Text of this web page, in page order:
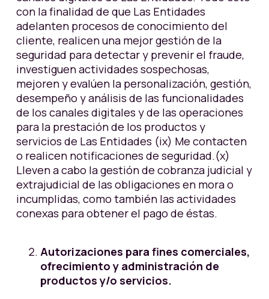
con la finalidad de que Las Entidades
adelanten procesos de conocimiento del
cliente, realicen una mejor gestión de la
seguridad para detectar y prevenir el fraude,
investiguen actividades sospechosas,
mejoren y evalúen la personalización, gestión,
desempeño y análisis de las funcionalidades
de los canales digitales y de las operaciones
para la prestación de los productos y
servicios de Las Entidades (ix) Me contacten
o realicen notificaciones de seguridad.(x)
Lleven a cabo la gestión de cobranza judicial y
extrajudicial de las obligaciones en mora o
incumplidas, como también las actividades
conexas para obtener el pago de éstas.
Autorizaciones para fines comerciales,
ofrecimiento y administración de
productos y/o servicios.